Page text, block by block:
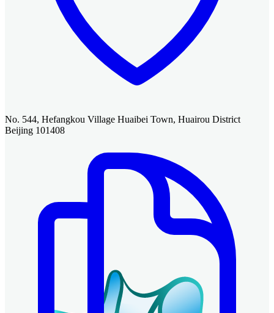
No. 544, Hefangkou Village Huaibei Town, Huairou District
Beijing 101408